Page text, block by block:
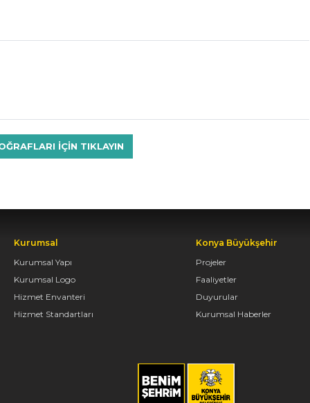
IÇIN TIKLAYIN
Kurumsal
Kurumsal Yapı
Kurumsal Logo
Hizmet Envanteri
Hizmet Standartları
Konya Büyükşehir
Projeler
Faaliyetler
Duyurular
Kurumsal Haberler